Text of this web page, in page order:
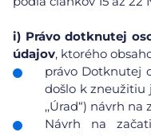
i) Právo dotknutej
údajov, ktorého
právo Dotknutej
došlo k zneužitiu
,,Úrad“) návrh
Návrh na